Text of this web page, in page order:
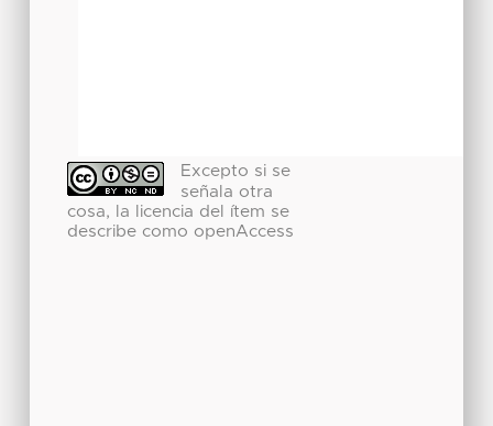
Excepto si se
señala otra
cosa, la licencia del ítem se
describe como openAccess